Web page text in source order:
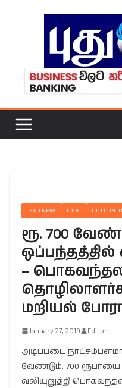
LEAD NEWS LOCAL UP
ரூ. 700
ஒப்பந்தத்தில்
–
மறியல்
January 27, 2019 Editor
அடிப்படை
வேண்டும். 700 ரூபாயை
வலியுறுத்தி